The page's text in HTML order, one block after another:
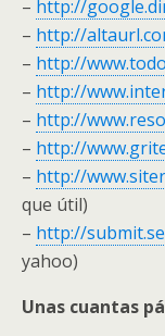
– http://
– http://
– http://
– http://
– http://
– http://
– http://
que útil)
– http://
yahoo)
Unas cuantas